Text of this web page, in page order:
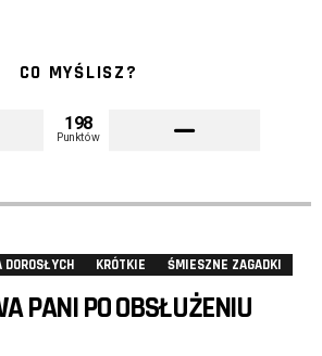
CO MYŚLISZ?
198
Punktów
KRÓTKIE ŚMIESZNE ZAGADKI
PANI PO OBSŁUŻENIU